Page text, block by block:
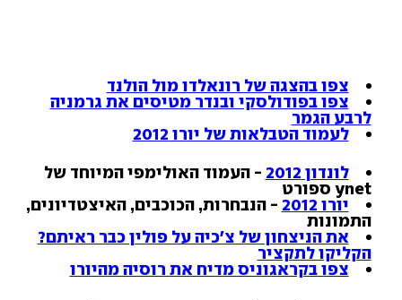
צפו בהצגה של רונאלדו מול הולנד
צפו בפודולסקי ובנדר מטיסים את גרמניה
לרבע הגמר
לעמוד הטבלאות של יורו 2012
לונדון 2012
- העמוד האולימפי המיוחד של
ynet ספורט
יורו 2012 - הנבחרות, הכוכבים, האיצטדיונים,
התמונות
את הניצחון של צ'כיה על פולין כבר ראיתם?
הקליקו לתקציר
צפו בקראגוניס מדיח את רוסיה מהיורו